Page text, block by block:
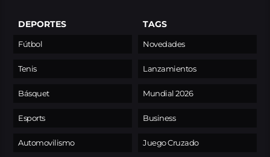
DEPORTES
Fútbol
Tenis
Básquet
Esports
Automovilismo
TAGS
Novedades
Lanzamientos
Mundial 2026
Business
Juego Cruzado